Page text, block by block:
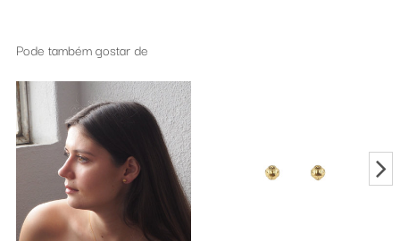
Pode também gostar de